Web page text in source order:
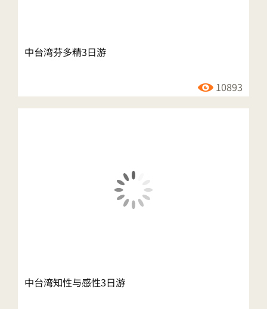
中台湾芬多精3日游
10893
中台湾知性与感性3日游